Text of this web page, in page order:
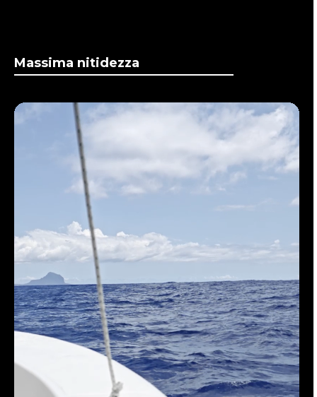
Massima nitidezza